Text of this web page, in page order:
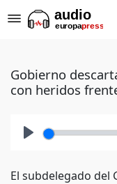
Gobierno
con heridos
El subdelegado del